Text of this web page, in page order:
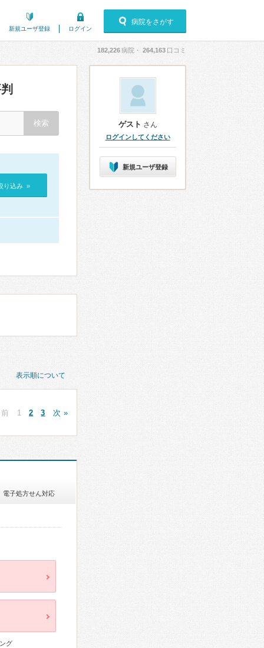
新規ユーザ登録 ログイン
病院をさがす
182,226病院・ 264,163 口コミ
り込み »
表示順について
1 2 3 次 »
電子処方せん対応
グ
ゲスト さん
ログインしてください
新規ユーザ登録